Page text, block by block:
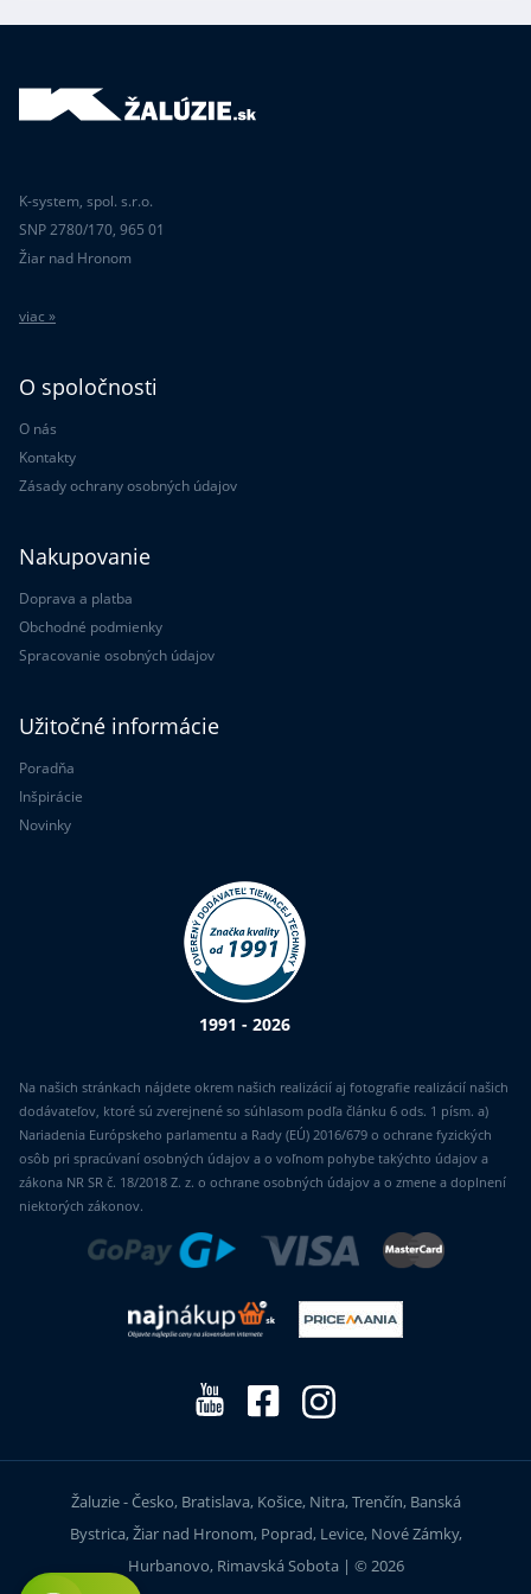
K-system, spol. s.r.o.
SNP 2780/170, 965 01
Žiar nad Hronom
viac »
O spoločnosti
O nás
Kontakty
Zásady ochrany osobných údajov
Nakupovanie
Doprava a platba
Obchodné podmienky
Spracovanie osobných údajov
Užitočné informácie
Poradňa
Inšpirácie
Novinky
1991 - 2026
Na našich stránkach nájdete okrem našich realizácií aj fotografie realizácií našich
dodávateľov, ktoré sú zverejnené so súhlasom podľa článku 6 ods. 1 písm. a)
Nariadenia Európskeho parlamentu a Rady (EÚ) 2016/679 o ochrane fyzických
osôb pri spracúvaní osobných údajov a o voľnom pohybe takýchto údajov a
zákona NR SR č. 18/2018 Z. z. o ochrane osobných údajov a o zmene a doplnení
niektorých zákonov.
Žaluzie - Česko, Bratislava, Košice, Nitra, Trenčín, Banská
Bystrica, Žiar nad Hronom, Poprad, Levice, Nové Zámky,
Hurbanovo, Rimavská Sobota | © 2026